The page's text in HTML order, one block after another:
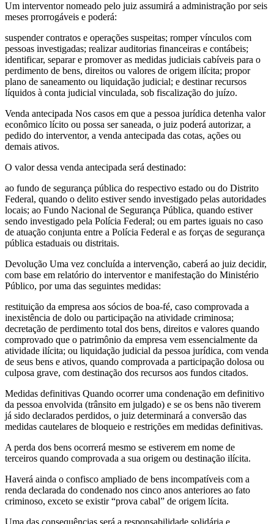
Um interventor nomeado pelo juiz assumirá a administração por seis
meses prorrogáveis e poderá:
suspender contratos e operações suspeitas; romper vínculos com
pessoas investigadas; realizar auditorias financeiras e contábeis;
identificar, separar e promover as medidas judiciais cabíveis para o
perdimento de bens, direitos ou valores de origem ilícita; propor
plano de saneamento ou liquidação judicial; e destinar recursos
líquidos à conta judicial vinculada, sob fiscalização do juízo.
Venda antecipada Nos casos em que a pessoa jurídica detenha valor
econômico lícito ou possa ser saneada, o juiz poderá autorizar, a
pedido do interventor, a venda antecipada das cotas, ações ou
demais ativos.
O valor dessa venda antecipada será destinado:
ao fundo de segurança pública do respectivo estado ou do Distrito
Federal, quando o delito estiver sendo investigado pelas autoridades
locais; ao Fundo Nacional de Segurança Pública, quando estiver
sendo investigado pela Polícia Federal; ou em partes iguais no caso
de atuação conjunta entre a Polícia Federal e as forças de segurança
pública estaduais ou distritais.
Devolução Uma vez concluída a intervenção, caberá ao juiz decidir,
com base em relatório do interventor e manifestação do Ministério
Público, por uma das seguintes medidas:
restituição da empresa aos sócios de boa-fé, caso comprovada a
inexistência de dolo ou participação na atividade criminosa;
decretação de perdimento total dos bens, direitos e valores quando
comprovado que o patrimônio da empresa vem essencialmente da
atividade ilícita; ou liquidação judicial da pessoa jurídica, com venda
de seus bens e ativos, quando comprovada a participação dolosa ou
culposa grave, com destinação dos recursos aos fundos citados.
Medidas definitivas Quando ocorrer uma condenação em definitivo
da pessoa envolvida (trânsito em julgado) e se os bens não tiverem
já sido declarados perdidos, o juiz determinará a conversão das
medidas cautelares de bloqueio e restrições em medidas definitivas.
A perda dos bens ocorrerá mesmo se estiverem em nome de
terceiros quando comprovada a sua origem ou destinação ilícita.
Haverá ainda o confisco ampliado de bens incompatíveis com a
renda declarada do condenado nos cinco anos anteriores ao fato
criminoso, exceto se existir “prova cabal” de origem lícita.
Uma das consequências será a responsabilidade solidária e